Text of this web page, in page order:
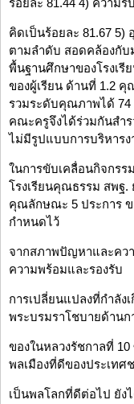
ร้อยละ 81.44 4) ความรั
คิดเป็นร้อยละ 81.67
ตามลำดับ สอดคล้องกับ
พื้นฐานศึกษาของโรงเ
ของผู้เรียน ด้านที่ 1.2
รวมระดับคุณภาพได้ 74
คณะครูจึงได้ร่วมกันสำร
ไม่มีรูปแบบการบริหารง
ในการขับเคลื่อนกิจกรร
โรงเรียนคุณธรรม สพฐ.
คุณลักษณะ 5 ประการ ข
กำหนดไว้
จากสภาพปัญหาและคว
ความพร้อมและรองรับ
การเปลี่ยนแปลงที่กำลัง
พระบรมราโชบายด้านก
ของในหลวงรัชกาลที่ 10
พลเมืองที่ดีของประเทศ
เป็นพลโลกที่ดีต่อไป ยัง